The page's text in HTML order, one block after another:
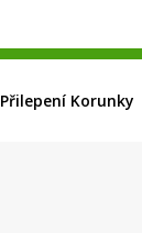
Přilepení Korunky